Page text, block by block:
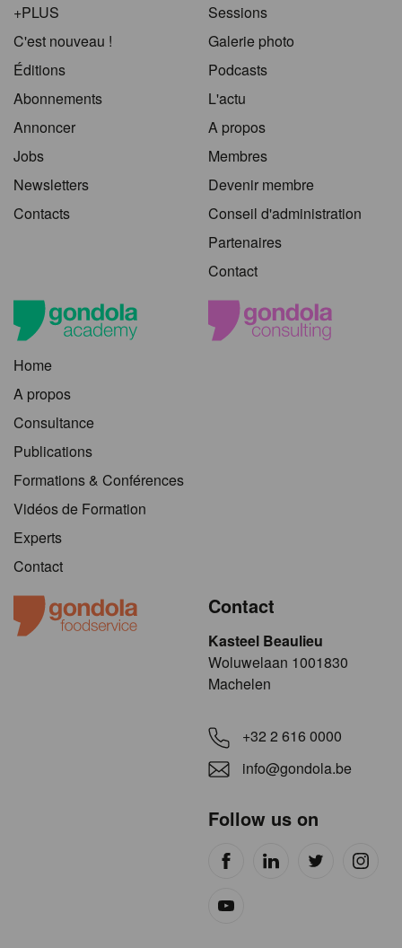
+PLUS
C'est nouveau !
Éditions
Abonnements
Annoncer
Jobs
Newsletters
Contacts
Sessions
Galerie photo
Podcasts
L'actu
A propos
Membres
Devenir membre
Conseil d'administration
Partenaires
Contact
Home
A propos
Consultance
Publications
Formations & Conférences
Vidéos de Formation
Experts
Contact
Contact
Kasteel Beaulieu
​​​Woluwelaan 1001830
Machelen
+32 2 616 0000
info@gondola.be
Follow us on